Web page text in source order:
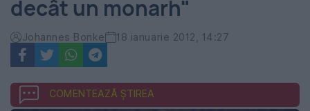
Zilei
decât un monarh"
Johannes Bonke 18 ianuarie 2012, 14:27
COMENTEAZĂ ȘTIREA